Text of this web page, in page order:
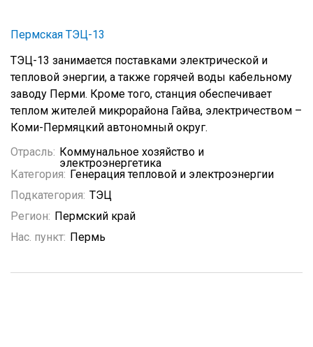
Пермская ТЭЦ-13
ТЭЦ-13 занимается поставками электрической и
тепловой энергии, а также горячей воды кабельному
заводу Перми. Кроме того, станция обеспечивает
теплом жителей микрорайона Гайва, электричеством –
Коми-Пермяцкий автономный округ.
Отрасль: Коммунальное хозяйство и
электроэнергетика
Категория: Генерация тепловой и электроэнергии
Подкатегория: ТЭЦ
Регион: Пермский край
Нас. пункт: Пермь